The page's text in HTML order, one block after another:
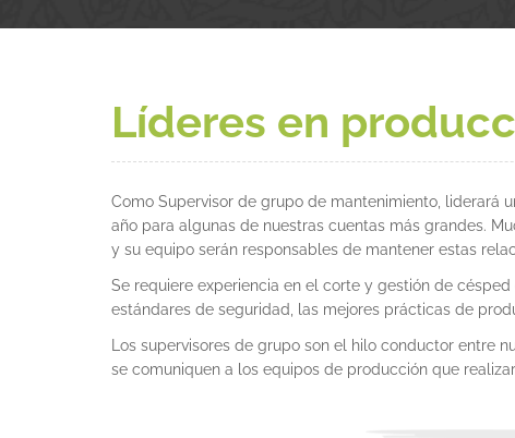
Líderes en
Como Supervisor de grupo de mantenimiento, liderará
año para algunas de nuestras cuentas más grandes.
y su equipo serán responsables de mantener estas
Se requiere experiencia en el corte y gestión de
estándares de seguridad, las mejores prácticas de
Los supervisores de grupo son el hilo conductor entre
se comuniquen a los equipos de producción que